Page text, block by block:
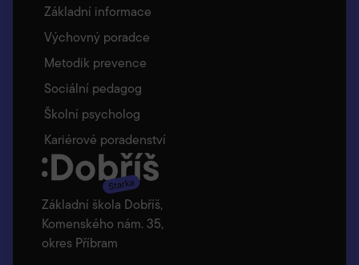
Základní škola Dobříš,
Komenského nám. 35,
okres Příbram
Základní informace
Výchovný poradce
Metodik prevence
Sociální pedagog
Školní psycholog
Kariérové poradenství